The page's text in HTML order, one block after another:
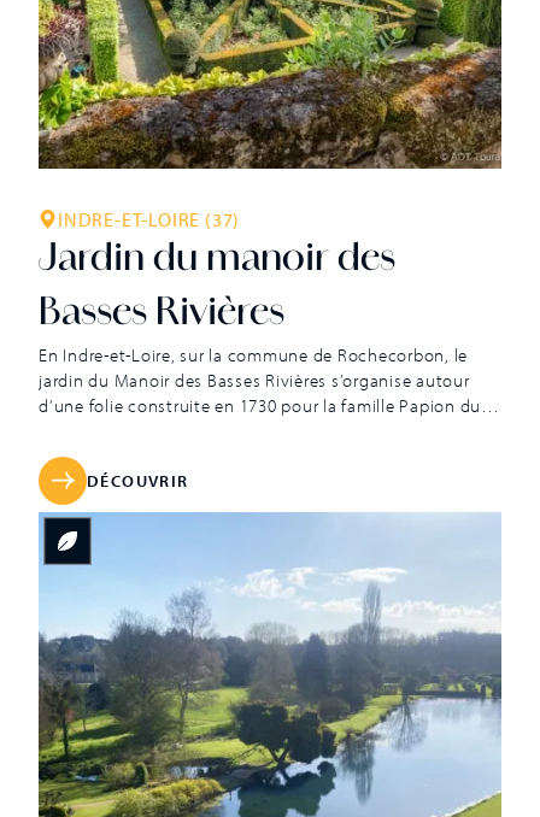
INDRE-ET-LOIRE (37)
Jardin du manoir des
Basses Rivières
En Indre-et-Loire, sur la commune de Rochecorbon, le
jardin du Manoir des Basses Rivières s’organise autour
d’une folie construite en 1730 pour la famille Papion du
producteurs de vin, par l’architecte tourangeau Pierre
Meusnier, élève du célèbre Gabriel et futur architecte des
Ouvrages du Roy. Ce très élégant […]
DÉCOUVRIR